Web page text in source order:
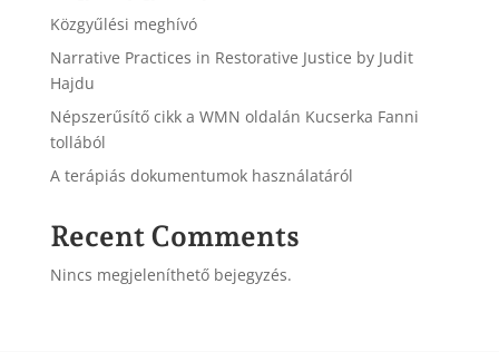
Közgyűlési meghívó
Narrative Practices in Restorative Justice by Judit
Hajdu
Népszerűsítő cikk a WMN oldalán Kucserka Fanni
tollából
A terápiás dokumentumok használatáról
Recent Comments
Nincs megjeleníthető bejegyzés.